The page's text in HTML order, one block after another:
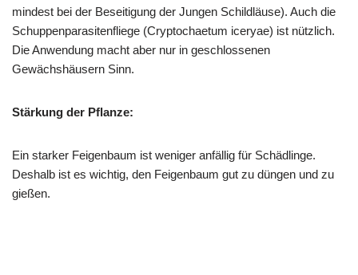
mindest bei der Beseitigung der Jungen Schildläuse). Auch die
Schuppenparasitenfliege (Cryptochaetum iceryae) ist nützlich.
Die Anwendung macht aber nur in geschlossenen
Gewächshäusern Sinn.
Stärkung der Pflanze:
Ein starker Feigenbaum ist weniger anfällig für Schädlinge.
Deshalb ist es wichtig, den Feigenbaum gut zu düngen und zu
gießen.